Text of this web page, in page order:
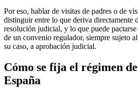
Por eso, hablar de visitas de padres o de
distinguir entre lo que deriva directamente
resolución judicial, y lo que puede
de un convenio regulador, siempre sujeto
su caso, a aprobación judicial.
Cómo se fija el régimen
España